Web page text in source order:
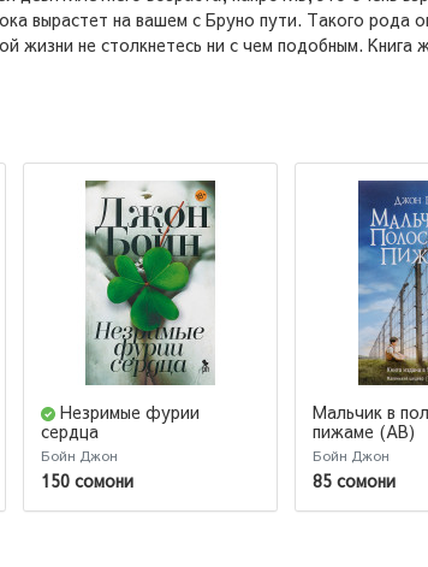
вырастет на вашем с Бруно пути. Такого рода
жизни не столкнетесь ни с чем подобным. Книга
Незримые фурии
сердца
Бойн Джон
150 сомони
Мальчик в
пижаме (AB)
Бойн Джон
85 сомони